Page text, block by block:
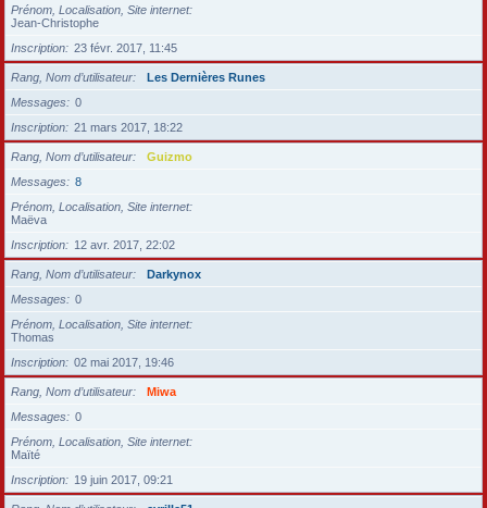
Prénom, Localisation, Site internet
Jean-Christophe
Inscription
23 févr. 2017, 11:45
Rang, Nom d’utilisateur
Les Dernières Runes
Messages
0
Inscription
21 mars 2017, 18:22
Rang, Nom d’utilisateur
Guizmo
Messages
8
Prénom, Localisation, Site internet
Maëva
Inscription
12 avr. 2017, 22:02
Rang, Nom d’utilisateur
Darkynox
Messages
0
Prénom, Localisation, Site internet
Thomas
Inscription
02 mai 2017, 19:46
Rang, Nom d’utilisateur
Miwa
Messages
0
Prénom, Localisation, Site internet
Maïté
Inscription
19 juin 2017, 09:21